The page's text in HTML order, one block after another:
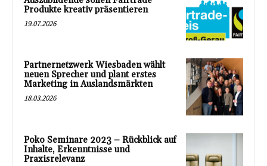
Produkte kreativ präsentieren
19.07.2026
Partnernetzwerk Wiesbaden wählt
neuen Sprecher und plant erstes
Marketing in Auslandsmärkten
18.03.2026
Poko Seminare 2023 – Rückblick auf
Inhalte, Erkenntnisse und
Praxisrelevanz